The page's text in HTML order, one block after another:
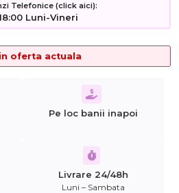
Telefonice (click aici):
Luni-Vineri
oferta actuala
Pe loc banii inapoi
Livrare 24/48h
Luni – Sambata